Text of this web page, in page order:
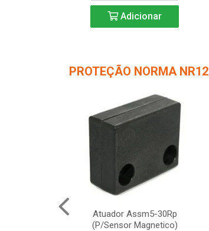
Adicionar
PROTEÇÃO NORMA NR12
Atuador Assm5-30Rp
(P/Sensor Magnetico)